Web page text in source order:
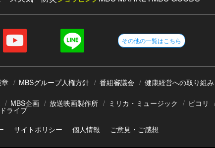
その他の一覧はこちら
MBSグループ人権方針 番組審議会 健康経営への取り組み
MBS企画 放送映画製作所 ミリカ・ミュージック ピコリ
ライブ
サイトポリシー 個人情報 ご意見・ご感想